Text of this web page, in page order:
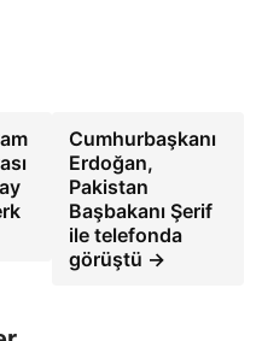
Cumhurbaşkanı
Erdoğan,
Pakistan
Başbakanı Şerif
ile telefonda
görüştü →